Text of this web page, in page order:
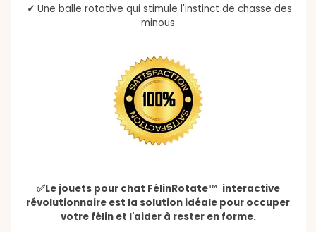
✓ Une balle rotative qui stimule l'instinct de chasse des
minous
✅Le jouets pour chat FélinRotate™ interactive
révolutionnaire est la solution idéale pour occuper
votre félin et l'aider à rester en forme.